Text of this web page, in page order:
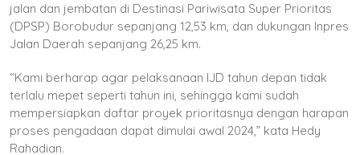
jalan dan jembatan di Destinasi Pariwisata Super Prioritas
(DPSP) Borobudur sepanjang 12,53 km, dan dukungan Inpres
Jalan Daerah sepanjang 26,25 km.
“Kami berharap agar pelaksanaan IJD tahun depan tidak
terlalu mepet seperti tahun ini, sehingga kami sudah
mempersiapkan daftar proyek prioritasnya dengan harapan
proses pengadaan dapat dimulai awal 2024,” kata Hedy
Rahadian.